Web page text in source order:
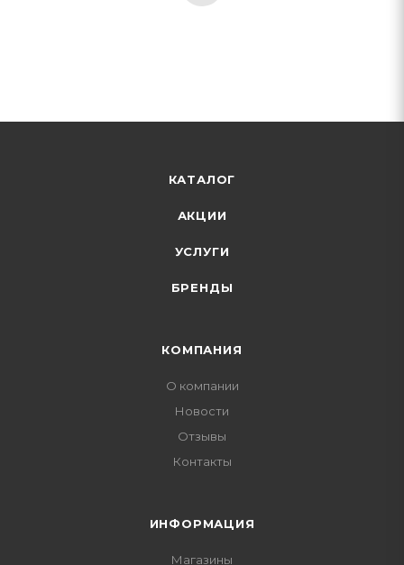
КАТАЛОГ
АКЦИИ
УСЛУГИ
БРЕНДЫ
КОМПАНИЯ
О компании
Новости
Отзывы
Контакты
ИНФОРМАЦИЯ
Магазины